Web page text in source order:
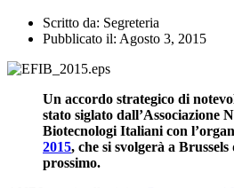
Scritto da: Segreteria
Pubblicato il: Agosto 3, 2015
Un accordo strategico di
stato siglato dall’Associazione
Biotecnologi Italiani con
2015, che si svolgerà a
prossimo.